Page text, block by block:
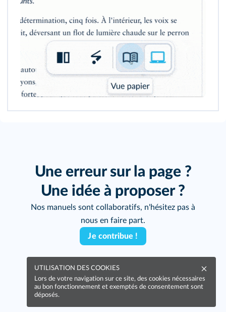
Une erreur sur la page ?
Une idée à proposer ?
Nos manuels sont collaboratifs, n'hésitez pas à
nous en faire part.
Je contribue !
UTILISATION DES COOKIES
Lors de votre navigation sur ce site, des cookies nécessaires
au bon fonctionnement et exemptés de consentement sont
déposés.